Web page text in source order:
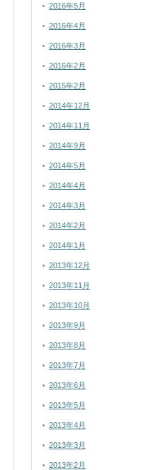
2016年5月
2016年4月
2016年3月
2016年2月
2015年2月
2014年12月
2014年11月
2014年9月
2014年5月
2014年4月
2014年3月
2014年2月
2014年1月
2013年12月
2013年11月
2013年10月
2013年9月
2013年8月
2013年7月
2013年6月
2013年5月
2013年4月
2013年3月
2013年2月